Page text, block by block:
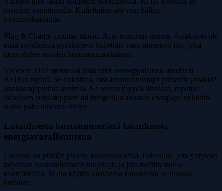
roaming-sopimuksilla. Kuljettajien piti vain hallita
monimutkaisuutta.
Plug & Charge muuttaa tämän. Auto tunnistaa itsensä. Asiakas ei ole
enää sovelluksia pyörittelevä kuljettaja vaan ajoneuvo itse, joka
neuvottelee suoraan latausaseman kanssa.
Vuoteen 2027 mennessä tästä tulee eurooppalainen standardi
AFIR:n myötä. Se tarkoittaa, että autonvalmistajat pitelevät yhtäkkiä
asiakasrajapinnan avaimia. Ne voivat myydä tilauksia, niputtaa
latauksen autokauppaan tai integroitua suoraan energiapalveluihin.
Koko palvelukerros siirtyy.
Latauksesta kustannuseränä latauksesta
energiavarallisuutena
Latausta on pitkään pidetty kustannuseränä. Palveluna, jota yritykset
tarjosivat houkutellakseen kuljettajia ja jota tuettiin muilla
tulonlähteillä. Mutta käytön kasvaessa latauksesta on tulossa
katealue.